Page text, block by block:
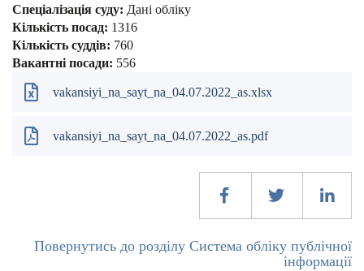
Спеціалізація суду: Дані обліку
Кількість посад: 1316
Кількість суддів: 760
Вакантні посади: 556
vakansiyi_na_sayt_na_04.07.2022_as.xlsx
vakansiyi_na_sayt_na_04.07.2022_as.pdf
Повернутись до розділу Система обліку публічної
інформації